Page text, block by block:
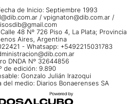
de Inicio: Septiembre 1993
/ vpignaton@dib.com.ar /
48 Nº 726 Piso 4, La Plata; Provincia
Aires, Argentina
- Whatsapp: +5492215031783
DNDA Nº 32644856
de edición: 9.890
Gonzalo Julián Irazoqui
del medio: Diarios Bonaerenses SA